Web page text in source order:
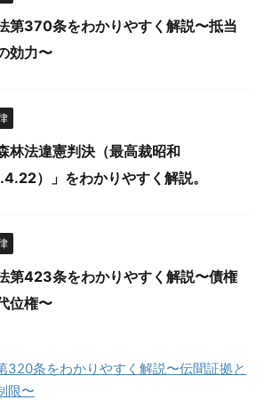
第370条をわかりやすく解説〜抵当
効力〜
林法違憲判決（最高裁昭和
）」をわかりやすく解説。
第423条をわかりやすく解説〜債権
位権〜
320条をわかりやすく解説〜伝聞証拠と
限〜